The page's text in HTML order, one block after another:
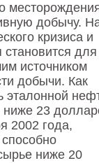
добычу.
кризиса и
для
источником
добычи. Как
эталонной
ниже 23
2002 года,
ниже 20